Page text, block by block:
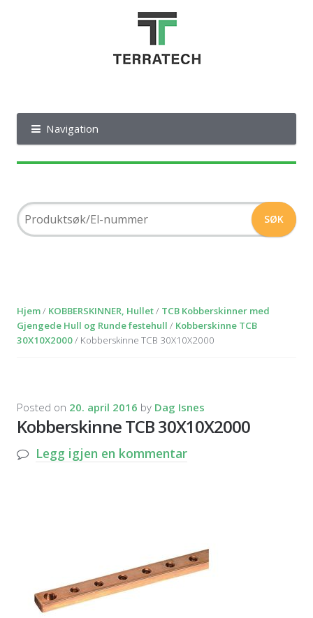
Navigation
Hjem/ KOBBERSKINNER, Hullet/ TCB Kobberskinner med
Gjengede Hull og Runde festehull / Kobberskinne TCB
30X10X2000/ Kobberskinne TCB 30X10X2000
Posted on 20. april 2016 by Dag Isnes
Kobberskinne TCB 30X10X2000
Legg igjen en kommentar